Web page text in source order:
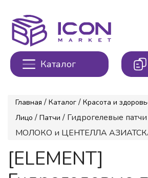
Каталог
Главная / Каталог / Красота и
Лицо / Патчи / Гидрогелевые
МОЛОКО и ЦЕНТЕЛЛА
[ELEMENT]